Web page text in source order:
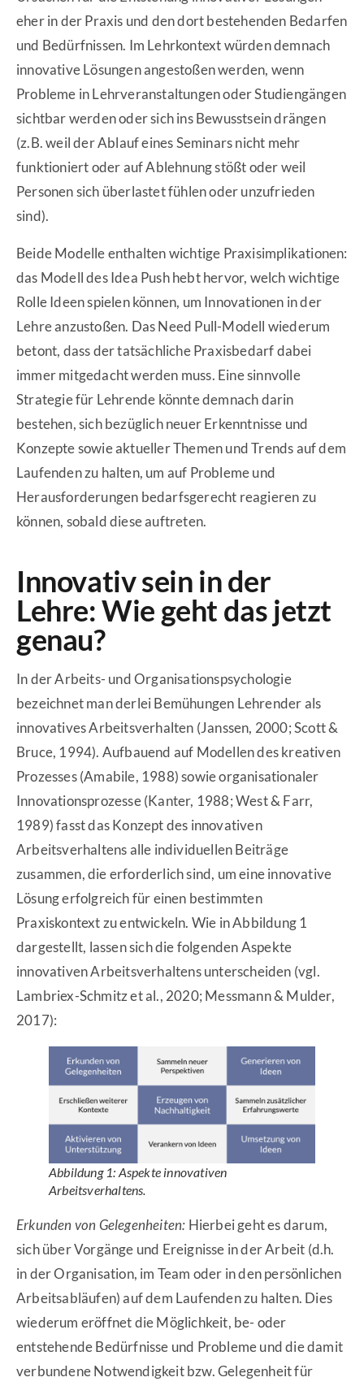
eher in der Praxis und den dort bestehenden Bedarfen
und Bedürfnissen. Im Lehrkontext würden demnach
innovative Lösungen angestoßen werden, wenn
Probleme in Lehrveranstaltungen oder Studiengängen
sichtbar werden oder sich ins Bewusstsein drängen
(z.B. weil der Ablauf eines Seminars nicht mehr
funktioniert oder auf Ablehnung stößt oder weil
Personen sich überlastet fühlen oder unzufrieden
sind).
Beide Modelle enthalten wichtige Praxisimplikationen:
das Modell des Idea Push hebt hervor, welch wichtige
Rolle Ideen spielen können, um Innovationen in der
Lehre anzustoßen. Das Need Pull-Modell wiederum
betont, dass der tatsächliche Praxisbedarf dabei
immer mitgedacht werden muss. Eine sinnvolle
Strategie für Lehrende könnte demnach darin
bestehen, sich bezüglich neuer Erkenntnisse und
Konzepte sowie aktueller Themen und Trends auf dem
Laufenden zu halten, um auf Probleme und
Herausforderungen bedarfsgerecht reagieren zu
können, sobald diese auftreten.
Innovativ sein in der
Lehre: Wie geht das jetzt
genau?
In der Arbeits- und Organisationspsychologie
bezeichnet man derlei Bemühungen Lehrender als
innovatives Arbeitsverhalten (Janssen, 2000; Scott &
Bruce, 1994). Aufbauend auf Modellen des kreativen
Prozesses (Amabile, 1988) sowie organisationaler
Innovationsprozesse (Kanter, 1988; West & Farr,
1989) fasst das Konzept des innovativen
Arbeitsverhaltens alle individuellen Beiträge
zusammen, die erforderlich sind, um eine innovative
Lösung erfolgreich für einen bestimmten
Praxiskontext zu entwickeln. Wie in Abbildung 1
dargestellt, lassen sich die folgenden Aspekte
innovativen Arbeitsverhaltens unterscheiden (vgl.
Lambriex-Schmitz et al., 2020; Messmann & Mulder,
2017):
Abbildung 1: Aspekte innovativen
Arbeitsverhaltens.
Erkunden von Gelegenheiten: Hierbei geht es darum,
sich über Vorgänge und Ereignisse in der Arbeit (d.h.
in der Organisation, im Team oder in den persönlichen
Arbeitsabläufen) auf dem Laufenden zu halten. Dies
wiederum eröffnet die Möglichkeit, be- oder
entstehende Bedürfnisse und Probleme und die damit
verbundene Notwendigkeit bzw. Gelegenheit für